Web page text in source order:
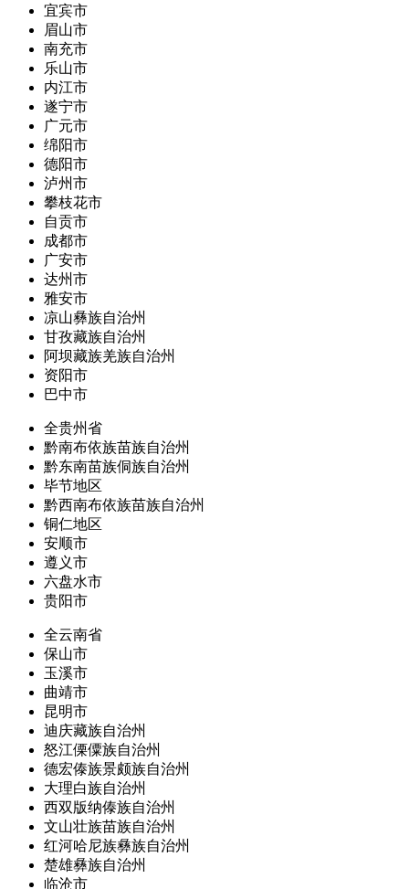
宜宾市
眉山市
南充市
乐山市
内江市
遂宁市
广元市
绵阳市
德阳市
泸州市
攀枝花市
自贡市
成都市
广安市
达州市
雅安市
凉山彝族自治州
甘孜藏族自治州
阿坝藏族羌族自治州
资阳市
巴中市
全贵州省
黔南布依族苗族自治州
黔东南苗族侗族自治州
毕节地区
黔西南布依族苗族自治州
铜仁地区
安顺市
遵义市
六盘水市
贵阳市
全云南省
保山市
玉溪市
曲靖市
昆明市
迪庆藏族自治州
怒江傈僳族自治州
德宏傣族景颇族自治州
大理白族自治州
西双版纳傣族自治州
文山壮族苗族自治州
红河哈尼族彝族自治州
楚雄彝族自治州
临沧市